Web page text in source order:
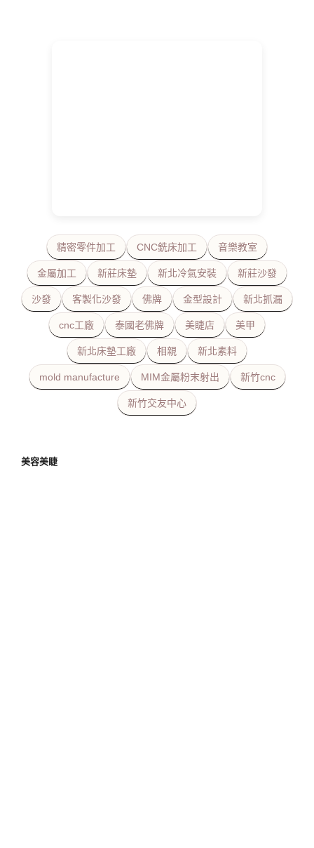
精密零件加工 CNC銑床加工 音樂教室
金屬加工 新莊床墊 新北冷氣安裝 新莊沙發
沙發 客製化沙發 佛牌 金型設計 新北抓漏
cnc工廠 泰國老佛牌 美睫店 美甲
新北床墊工廠 相親 新北素料
mold manufacture MIM金屬粉末射出 新竹cnc
新竹交友中心
美容美睫